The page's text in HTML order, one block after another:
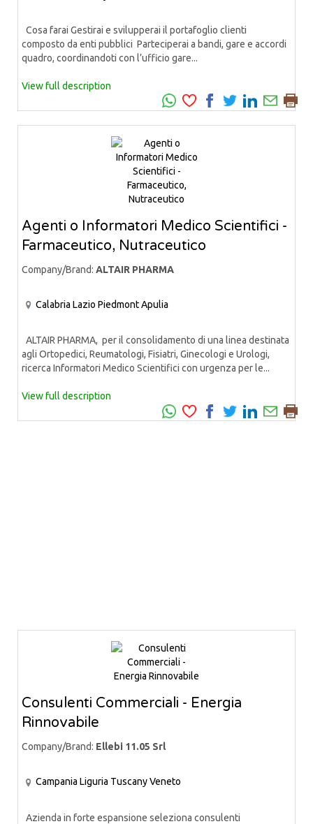
Cosa farai Gestirai e svilupperai il portafoglio clienti
composto da enti pubblici Parteciperai a bandi, gare e accordi
quadro, coordinandoti con l’ufficio gare...
View full description
Agenti o Informatori Medico Scientifici -
Farmaceutico, Nutraceutico
Company/Brand: ALTAIR PHARMA
Calabria Lazio PiedmontApulia
ALTAIR PHARMA, per il consolidamento di una linea destinata
agli Ortopedici, Reumatologi, Fisiatri, Ginecologi e Urologi,
ricerca Informatori Medico Scientifici con urgenza per le...
View full description
Consulenti Commerciali - Energia
Rinnovabile
Company/Brand: Ellebi 11.05 Srl
Campania Liguria TuscanyVeneto
Azienda in forte espansione seleziona consulenti